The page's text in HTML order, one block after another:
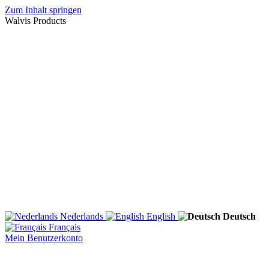
Zum Inhalt springen
Walvis Products
Nederlands English
Deutsch
Français
Mein Benutzerkonto